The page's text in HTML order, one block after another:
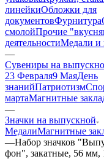
линейкиОбложки для
документовФурнитура
смолойПрочие
деятельностиМедали и
—
Сувениры на
23 Февраля9 МаяДень
знанийПатриотизм
мартаМагнитные
—
Значки на выпускной
МедалиМагнитные
—Набор значков
фон", закатные, 56 мм,